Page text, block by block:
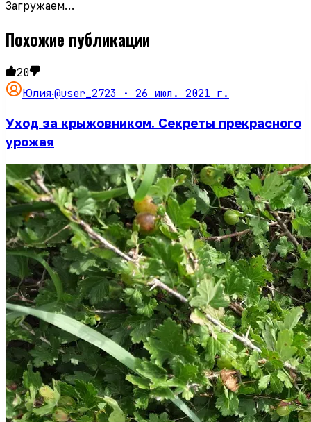
Загружаем…
Похожие публикации
20
Юлия·@user_2723 · 26 июл. 2021 г.
Уход за крыжовником. Секреты прекрасного
урожая